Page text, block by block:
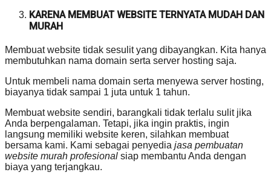
KARENA MEMBUAT WEBSITE TERNYATA MUDAH DAN
MURAH
Membuat website tidak sesulit yang dibayangkan. Kita hanya
membutuhkan nama domain serta server hosting saja.
Untuk membeli nama domain serta menyewa server hosting,
biayanya tidak sampai 1 juta untuk 1 tahun.
Membuat website sendiri, barangkali tidak terlalu sulit jika
Anda berpengalaman. Tetapi, jika ingin praktis, ingin
langsung memiliki website keren, silahkan membuat
bersama kami. Kami sebagai penyedia jasa pembuatan
website murah profesional siap membantu Anda dengan
biaya yang terjangkau.